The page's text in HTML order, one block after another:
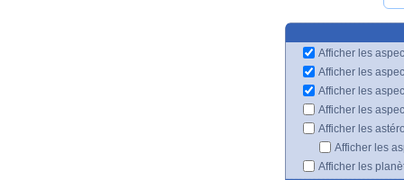
Afficher les
Afficher les
Afficher les
Afficher les
Afficher les
Afficher les
Afficher les